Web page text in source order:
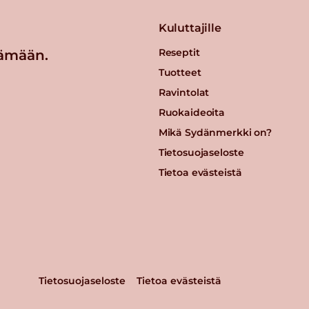
Kuluttajille
Reseptit
Tuotteet
Ravintolat
Ruokaideoita
Mikä Sydänmerkki on?
Tietosuojaseloste
Tietoa evästeistä
Tietosuojaseloste Tietoa evästeistä